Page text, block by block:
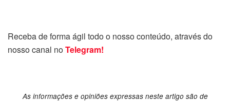
Receba de forma ágil todo o nosso conteúdo, através do
nosso canal noTelegram!
As informações e opiniões expressas neste artigo são de